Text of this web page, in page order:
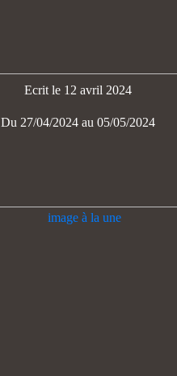
Ecrit le 12 avril 2024
Du 27/04/2024 au 05/05/2024